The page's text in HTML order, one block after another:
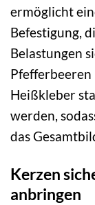
ermöglicht
Befestigung,
Belastungen
Pfefferbeeren
Heißkleber
werden,
das
Kerzen
anbringen